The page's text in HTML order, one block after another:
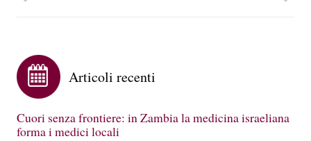
Articoli recenti
Cuori senza frontiere: in Zambia la medicina israeliana
forma i medici locali